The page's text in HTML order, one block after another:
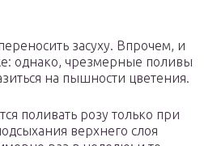
засуху. Впрочем, и
однако, чрезмерные поливы
на пышности цветения.
поливать розу только при
верхнего слоя